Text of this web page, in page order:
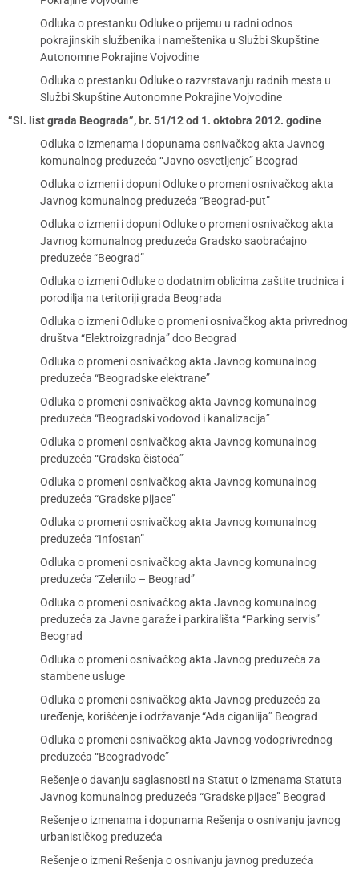
Odluka o prestanku Odluke o prijemu u radni odnos
pokrajinskih službenika i nameštenika u Službi Skupštine
Autonomne Pokrajine Vojvodine
Odluka o prestanku Odluke o razvrstavanju radnih mesta u
Službi Skupštine Autonomne Pokrajine Vojvodine
“Sl. list grada Beograda”, br. 51/12 od 1. oktobra 2012. godine
Odluka o izmenama i dopunama osnivačkog akta Javnog
komunalnog preduzeća “Javno osvetljenje” Beograd
Odluka o izmeni i dopuni Odluke o promeni osnivačkog akta
Javnog komunalnog preduzeća “Beograd-put”
Odluka o izmeni i dopuni Odluke o promeni osnivačkog akta
Javnog komunalnog preduzeća Gradsko saobraćajno
preduzeće “Beograd”
Odluka o izmeni Odluke o dodatnim oblicima zaštite trudnica i
porodilja na teritoriji grada Beograda
Odluka o izmeni Odluke o promeni osnivačkog akta privrednog
društva “Elektroizgradnja” doo Beograd
Odluka o promeni osnivačkog akta Javnog komunalnog
preduzeća “Beogradske elektrane”
Odluka o promeni osnivačkog akta Javnog komunalnog
preduzeća “Beogradski vodovod i kanalizacija”
Odluka o promeni osnivačkog akta Javnog komunalnog
preduzeća “Gradska čistoća”
Odluka o promeni osnivačkog akta Javnog komunalnog
preduzeća “Gradske pijace”
Odluka o promeni osnivačkog akta Javnog komunalnog
preduzeća “Infostan”
Odluka o promeni osnivačkog akta Javnog komunalnog
preduzeća “Zelenilo – Beograd”
Odluka o promeni osnivačkog akta Javnog komunalnog
preduzeća za Javne garaže i parkirališta “Parking servis”
Beograd
Odluka o promeni osnivačkog akta Javnog preduzeća za
stambene usluge
Odluka o promeni osnivačkog akta Javnog preduzeća za
uređenje, korišćenje i održavanje “Ada ciganlija” Beograd
Odluka o promeni osnivačkog akta Javnog vodoprivrednog
preduzeća “Beogradvode”
Rešenje o davanju saglasnosti na Statut o izmenama Statuta
Javnog komunalnog preduzeća “Gradske pijace” Beograd
Rešenje o izmenama i dopunama Rešenja o osnivanju javnog
urbanističkog preduzeća
Rešenje o izmeni Rešenja o osnivanju javnog preduzeća